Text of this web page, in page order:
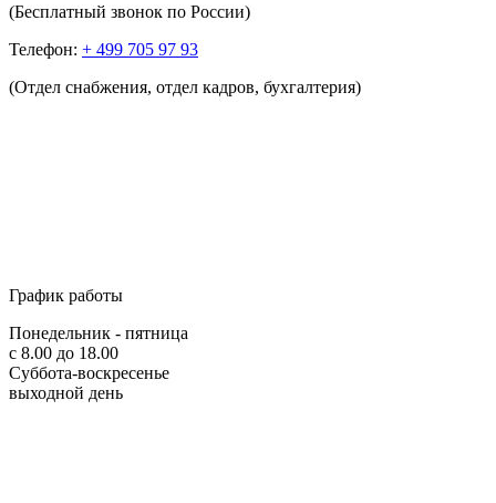
(Бесплатный звонок по России)
Телефон: + 499 705 97 93
(Отдел снабжения, отдел кадров, бухгалтерия)
График работы
Понедельник - пятница
с 8.00 до 18.00
Суббота-воскресенье
выходной день